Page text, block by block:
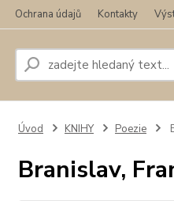
Ochrana údajů Kontakty
Úvod KNIHY Poezie
Branislav,